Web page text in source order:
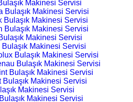
Makinesi Servisi
Bulaşık Makinesi Servisi
Bulaşık Makinesi Servisi
Bulaşık Makinesi Servisi
Makinesi Servisi
Bulaşık Makinesi Servisi
Bulaşık Makinesi Servisi
Bulaşık Makinesi Servisi
Bulaşık Makinesi Servisi
Bulaşık Makinesi Servisi
Makinesi Servisi
Makinesi Servisi